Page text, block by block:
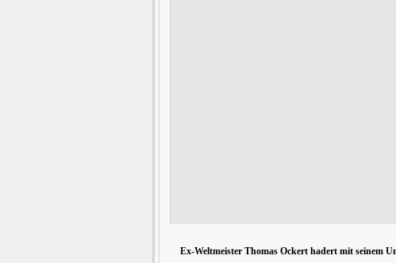
Ex-Weltmeister Thomas Ockert hadert mit seinem